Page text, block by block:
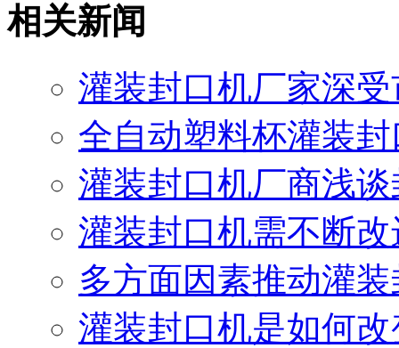
相关新闻
灌装封口机厂家深
全自动塑料杯灌装
灌装封口机厂商浅
灌装封口机需不断
多方面因素推动灌
灌装封口机是如何